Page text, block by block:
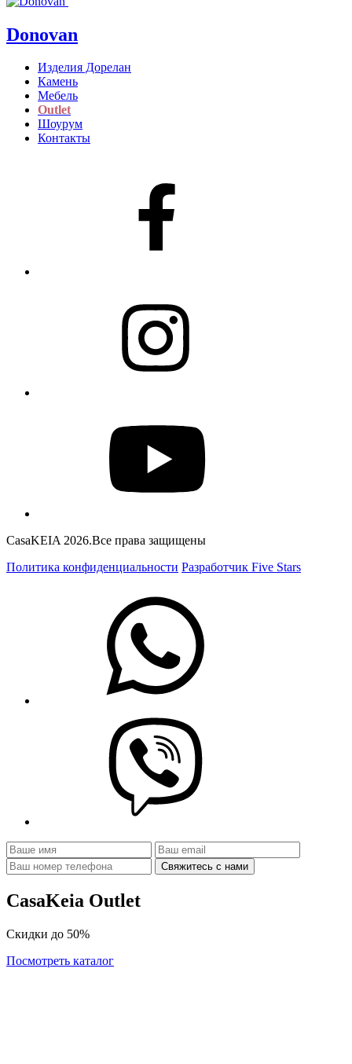
Donovan
Изделия Дорелан
Камень
Мебель
Outlet
Шоурум
Контакты
CasaKEIA 2026.Все права защищены
Политика конфиденциальности Разработчик Five Stars
Свяжитесь с нами
CasaKeia Outlet
Скидки до 50%
Посмотреть каталог